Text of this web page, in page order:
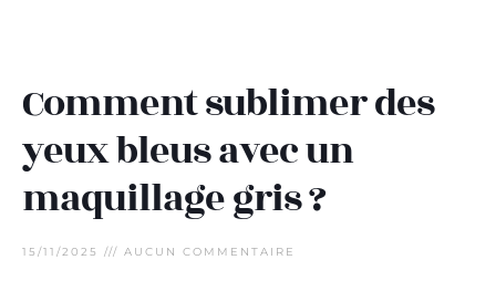
Comment sublimer des
yeux bleus avec un
maquillage gris ?
15/11/2025 AUCUN COMMENTAIRE